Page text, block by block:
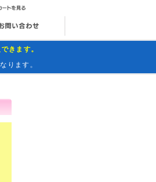
プ
社概要
ご質問 お問い合わせ
きます。
ります。